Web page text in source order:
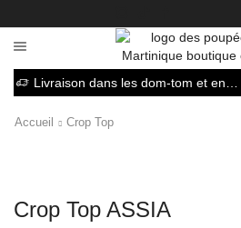
Accueil Crop Top
Crop Top ASSIA